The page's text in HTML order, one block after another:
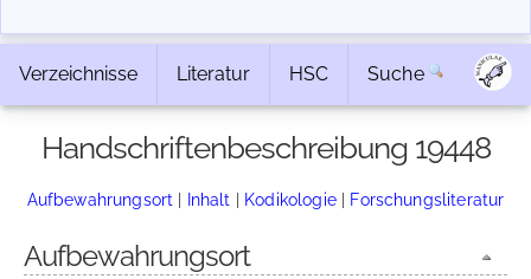
Verzeichnisse Literatur HSC Suche
Handschriftenbeschreibung 19448
Aufbewahrungsort | Inhalt | Kodikologie| Forschungsliteratur
Aufbewahrungsort